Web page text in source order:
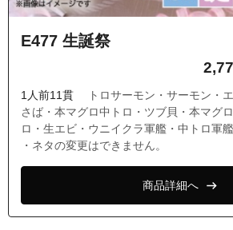
E477 生誕祭
1人前11貫
トロサーモン・サーモン・
さば・本マグロ中トロ・ツブ貝・本マグ
ロ・生エビ・ウニイクラ軍艦・中トロ軍
・ネタの変更はできません。
商品詳細へ